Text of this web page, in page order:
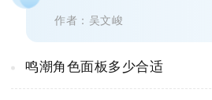
作者：吴文峻
鸣潮角色面板多少合适